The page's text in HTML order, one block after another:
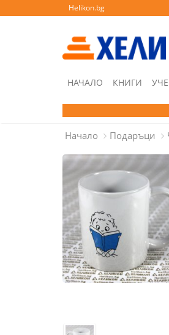
Helikon.bg
НАЧАЛО КНИГИ
Начало Подаръци